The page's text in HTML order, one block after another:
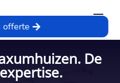
offerte
De